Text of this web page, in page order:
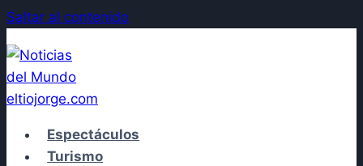
Saltar al contenido
Espectáculos
Turismo